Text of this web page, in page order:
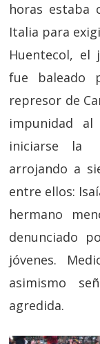
horas estaba
Italia para
Huentecol, el
fue baleado
represor de
impunidad
iniciarse la
arrojando a
entre ellos:
hermano
denunciado
jóvenes.
asimismo
agredida.